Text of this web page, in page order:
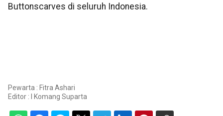
Buttonscarves di seluruh Indonesia.
Pewarta : Fitra Ashari
Editor :
I Komang Suparta